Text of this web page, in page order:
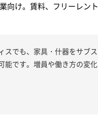
向け。賃料、フリーレン
でも、家具・什器をサブ
です。増員や働き方の変